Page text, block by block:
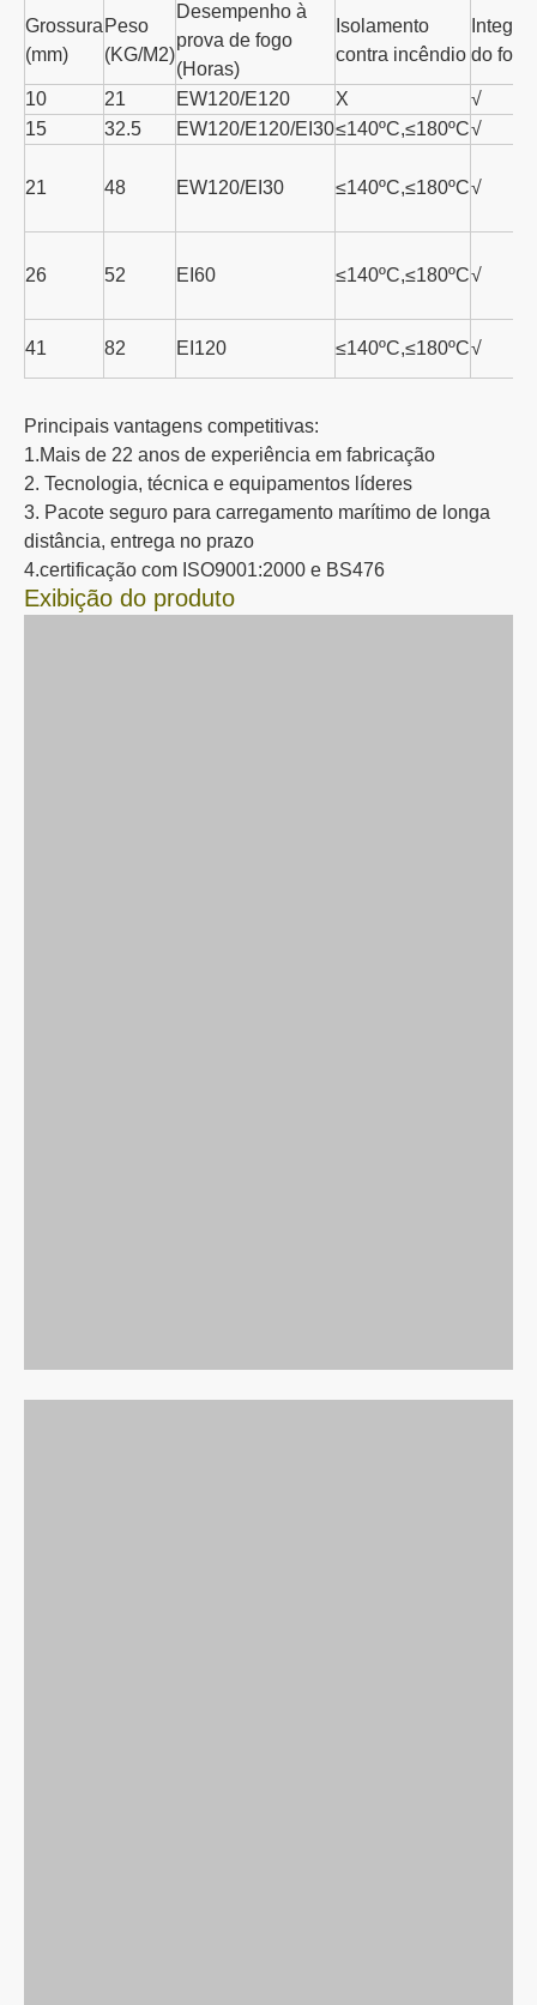
Grossura
(mm)
Peso
(KG/M2)
Desempenho à
prova de fogo
(Horas)
Isolamento
contra incêndio do fogo
10 21 EW120/E120 X
√
15
32.5 EW120/E120/EI30≤140ºC,≤180ºC√
21 48 EW120/EI30 ≤140ºC,≤180ºC√
26 52 EI60 ≤140ºC,≤180ºC√
41 82 EI120 ≤140ºC,≤180ºC√
Principais vantagens competitivas:
1.Mais de 22 anos de experiência em fabricação
2. Tecnologia, técnica e equipamentos líderes
3. Pacote seguro para carregamento marítimo de longa
distância, entrega no prazo
4.certificação com ISO9001:2000 e BS476
Exibição do produto